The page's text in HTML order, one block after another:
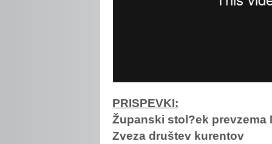
PRISPEVKI:
Županski stol?ek prevzema
Zveza društev kurentov